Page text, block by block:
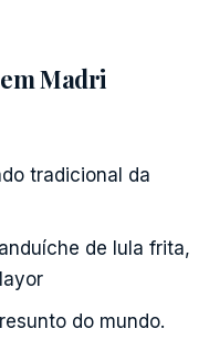
Madri
tradicional da
de lula frita,
do mundo.